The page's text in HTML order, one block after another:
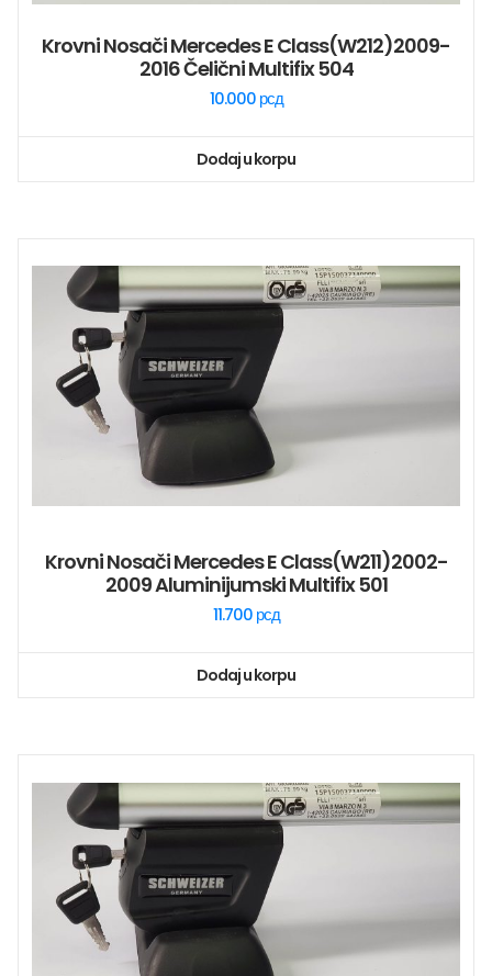
Krovni Nosači Mercedes E Class(W212)2009-
2016 Čelični Multifix 504
10.000 рсд
Dodaj u korpu
Krovni Nosači Mercedes E Class(W211)2002-
2009 Aluminijumski Multifix 501
11.700 рсд
Dodaj u korpu